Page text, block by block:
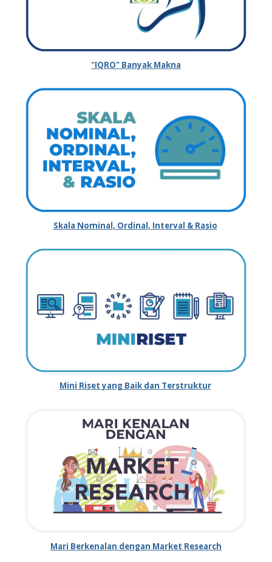
"IQRO" Banyak Makna
Skala Nominal, Ordinal, Interval & Rasio
Mini Riset yang Baik dan Terstruktur
Mari Berkenalan dengan Market Research